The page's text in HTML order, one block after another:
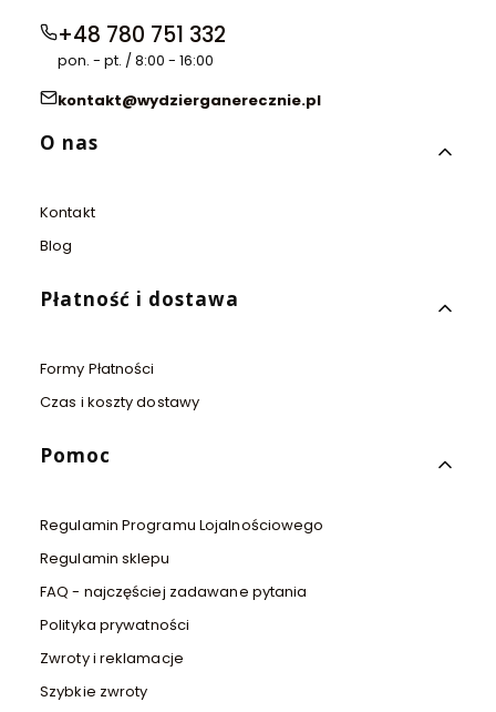
+48 780 751 332
pon. - pt. / 8:00 - 16:00
kontakt@wydzierganerecznie.pl
Linki w stopce
O nas
Kontakt
Blog
Płatność i dostawa
Formy Płatności
Czas i koszty dostawy
Pomoc
Regulamin Programu Lojalnościowego
Regulamin sklepu
FAQ - najczęściej zadawane pytania
Polityka prywatności
Zwroty i reklamacje
Szybkie zwroty